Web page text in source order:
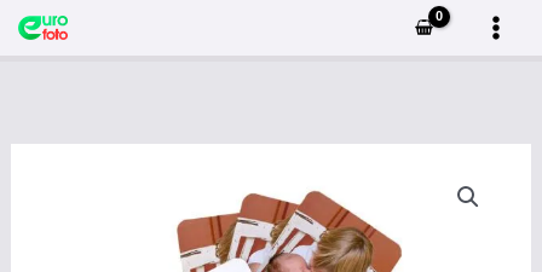
Перейти